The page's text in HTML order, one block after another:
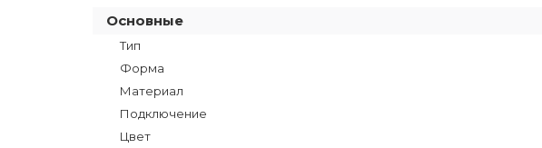
Основные
Тип
Форма
Материал
Подключение
Цвет